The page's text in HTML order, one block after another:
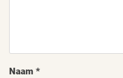
Naam *